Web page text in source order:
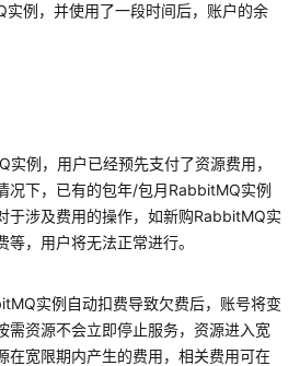
例，并使用了一段时间后，账户的余
例，用户已经预先支付了资源费用，
况下，已有的包年/包月RabbitMQ实例
于涉及费用的操作，如新购RabbitMQ实
，用户将无法正常进行。
实例自动扣费导致欠费后，账号将变
需资源不会立即停止服务，资源进入宽
在宽限期内产生的费用，相关费用可在